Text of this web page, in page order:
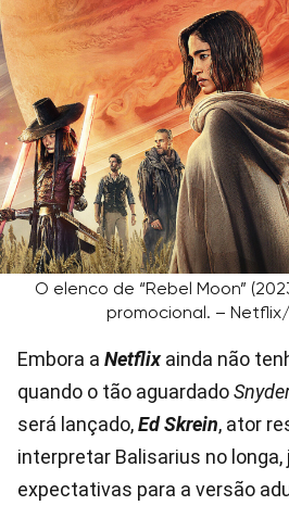
O elenco de “Rebel Moon”
promocional. –
Embora a Netflixainda não
quando o tão aguardado
será lançado,Ed Skrein, ator
interpretar Balisarius no
expectativas para a versão